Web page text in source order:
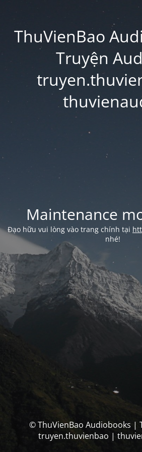
ThuVienBao
Truyện
Maintenance
Đạo hữu vui lòng vào trang chính tại
nhé!
© ThuVienBao Audiobooks |
truyen.thuvienbao |